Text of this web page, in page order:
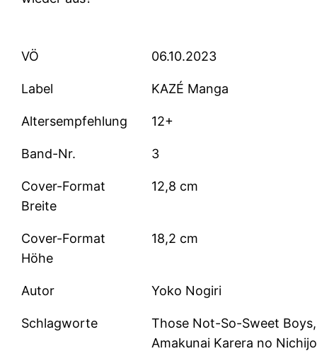
VÖ 06.10.2023
Label KAZÉ Manga
Altersempfehlung 12+
Band-Nr. 3
Cover-Format
Breite
12,8 cm
Cover-Format
Höhe
18,2 cm
Autor Yoko Nogiri
Schlagworte
Those Not-So-Sweet Boys,
Amakunai Karera no Nichijo